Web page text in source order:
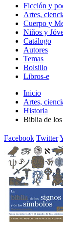
Ficción y
Artes,
Cuerpo y
Niños y
Catálogo
Autores
Temas
Bolsillo
Libros-e
Inicio
Artes,
Historia
Biblia de
Facebook Twitter